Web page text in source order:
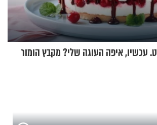
עכשיו, איפה העוגה שלי? מקבץ הומור